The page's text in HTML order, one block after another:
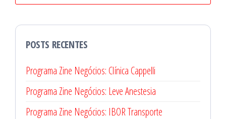
POSTS RECENTES
Programa Zine Negócios: Clínica Cappelli
Programa Zine Negócios: Leve Anestesia
Programa Zine Negócios: IBOR Transporte